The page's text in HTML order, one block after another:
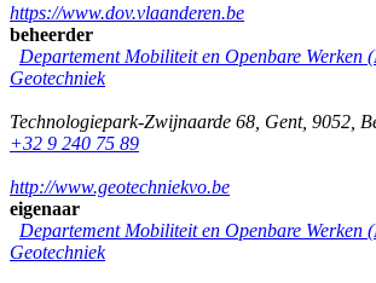
https://www.dov.vlaanderen.be
beheerder
Departement Mobiliteit en Openbare Werken
Geotechniek
Technologiepark-Zwijnaarde 68 Gent, 9052
+32 9 240 75 89
http://www.geotechniekvo.be
eigenaar
Departement Mobiliteit en Openbare Werken
Geotechniek